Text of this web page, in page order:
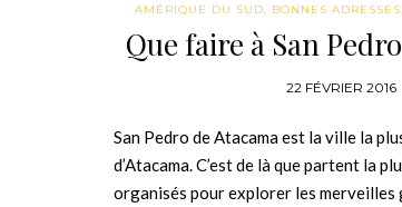
AMÉRIQUE DU SUD BONNES ADRESSES
Que faire à San
22 FÉVRIER 2016
San Pedro de Atacama est la ville la
d’Atacama. C’est de là que partent la
organisés pour explorer les merveilles